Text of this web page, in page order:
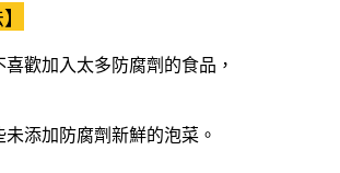
歡加入太多防腐劑的食品，
添加防腐劑新鮮的泡菜。